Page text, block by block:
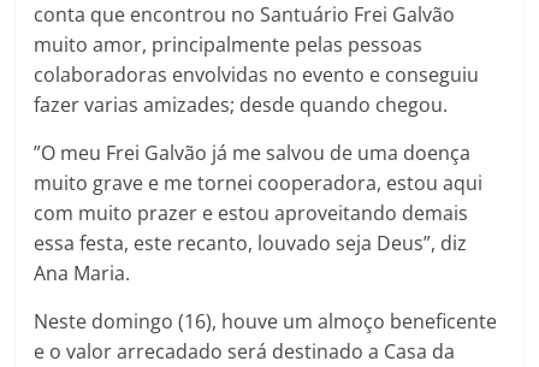
conta que encontrou no Santuário Frei Galvão
muito amor, principalmente pelas pessoas
colaboradoras envolvidas no evento e conseguiu
fazer varias amizades; desde quando chegou.
”O meu Frei Galvão já me salvou de uma doença
muito grave e me tornei cooperadora, estou aqui
com muito prazer e estou aproveitando demais
essa festa, este recanto, louvado seja Deus”, diz
Ana Maria.
Neste domingo (16), houve um almoço beneficente
e o valor arrecadado será destinado a Casa da